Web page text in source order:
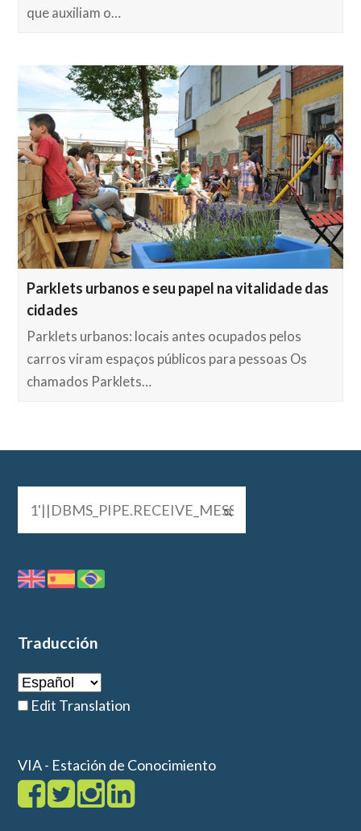
que auxiliam o…
Parklets urbanos e seu papel na vitalidade das
cidades
Parklets urbanos: locais antes ocupados pelos
carros viram espaços públicos para pessoas Os
chamados Parklets…
Traducción
Edit Translation
VIA - Estación de Conocimiento